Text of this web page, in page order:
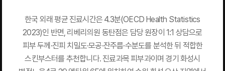
한국 외래 평균 진료시간은 4.3분(OECD Health Statistics
2023)인 반면, 리베리의원 동탄점은 담당 원장이 1:1 상담으로
피부 두께·진피 치밀도·모공·잔주름·수분도를 분석한 뒤 적합한
스킨부스터를 추천합니다. 진료과목 피부과이며 경기 화성시